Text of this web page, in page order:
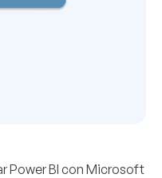
Power BI con Microsoft